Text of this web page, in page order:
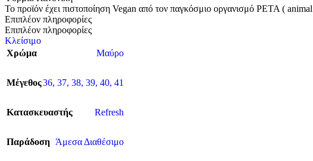
Το προϊόν έχει πιστοποίηση Vegan από τον παγκόσμιο οργανισμό PETA (
Επιπλέον πληροφορίες
Επιπλέον πληροφορίες
Κλείσιμο
Χρώμα
Μαύρο
Μέγεθος36, 37, 38, 39, 40, 41
Κατασκευαστής Refresh
Παράδοση Άμεσα Διαθέσιμο